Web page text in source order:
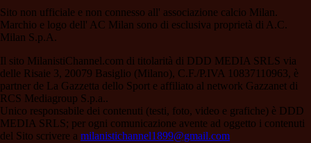
Sito non ufficiale e non connesso all' associazione calcio Milan.
Marchio e logo dell' AC Milan sono di esclusiva proprietà di A.C.
Milan S.p.A.
Il sito MilanistiChannel.com di titolarità di DDD MEDIA SRLS via
delle Risaie 3, 20079 Basiglio (Milano), C.F./P.IVA 10837110963, è
partner de La Gazzetta dello Sport e affiliato al network Gazzanet di
RCS Mediagroup S.p.a..
Unico responsabile dei contenuti (testi, foto, video e grafiche) è DDD
MEDIA SRLS; per ogni comunicazione avente ad oggetto i contenuti
del Sito scrivere a milanistichannel1899@gmail.com